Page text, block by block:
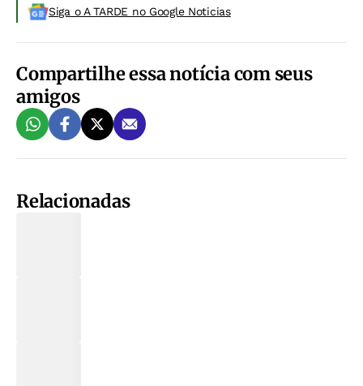
Siga o A TARDE no Google Noticias
Compartilhe essa notícia com seus
amigos
Relacionadas